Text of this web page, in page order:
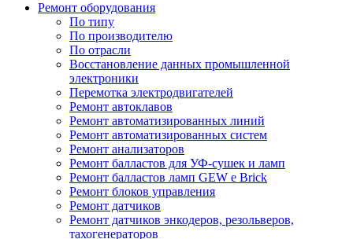
Ремонт оборудования
По типу
По производителю
По отрасли
Восстановление данных промышленной
электроники
Перемотка электродвигателей
Ремонт автоклавов
Ремонт автоматизированных линий
Ремонт автоматизированных систем
Ремонт анализаторов
Ремонт балластов для УФ-сушек и ламп
Ремонт балластов ламп GEW e Brick
Ремонт блоков управления
Ремонт датчиков
Ремонт датчиков энкодеров, резольверов,
тахогенераторов